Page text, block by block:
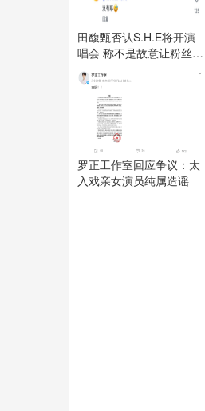
田馥甄否认S.H.E将开演
唱会 称不是故意让粉丝失
望
罗正工作室回应争议：太
入戏亲女演员纯属造谣